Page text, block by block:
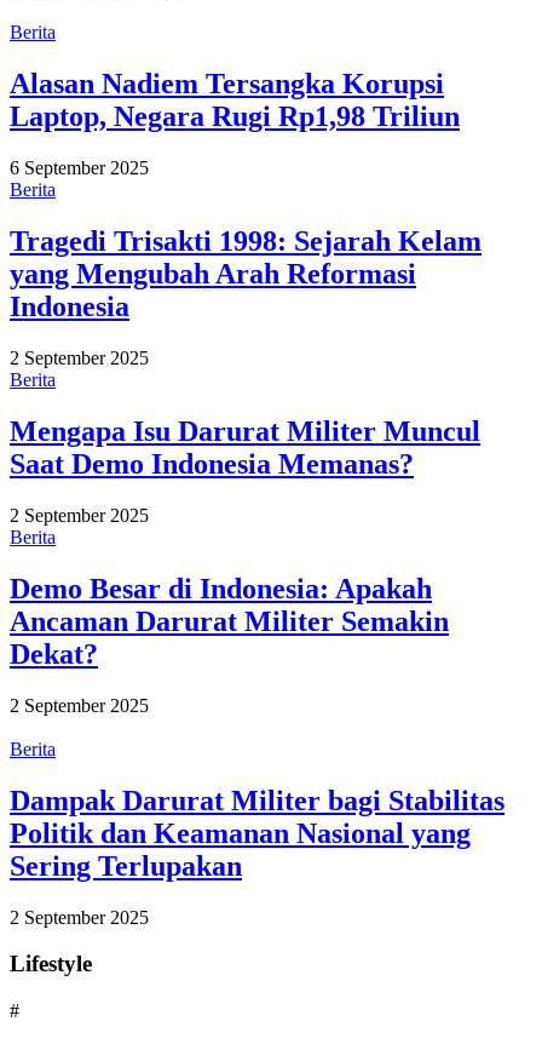
Berita
Alasan Nadiem Tersangka Korupsi
Laptop, Negara Rugi Rp1,98 Triliun
6 September 2025
Berita
Tragedi Trisakti 1998: Sejarah Kelam
yang Mengubah Arah Reformasi
Indonesia
2 September 2025
Berita
Mengapa Isu Darurat Militer Muncul
Saat Demo Indonesia Memanas?
2 September 2025
Berita
Demo Besar di Indonesia: Apakah
Ancaman Darurat Militer Semakin
Dekat?
2 September 2025
Berita
Dampak Darurat Militer bagi Stabilitas
Politik dan Keamanan Nasional yang
Sering Terlupakan
2 September 2025
Lifestyle
#